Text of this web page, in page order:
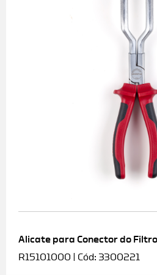
Alicate para Conector do
R15101000 | Cód: 3300221